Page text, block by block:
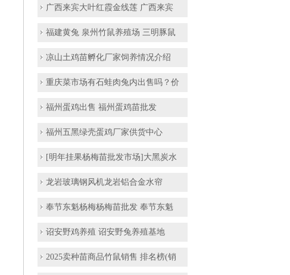
广西来宾大叶红霞金线莲 广西来宾
福建黄兔 泉州竹鼠养殖场 三明豚鼠
凉山土鸡苗孵化厂家饲养情况介绍
重庆菜市场有石蛙肉兔内出售吗？价
福州蛋鸡出售 福州蛋鸡苗批发
福州五黑绿壳蛋鸡厂家供货中心
[明年挂果杨梅苗批发市场]大黑炭水
龙岩玻璃钢风机龙岩铝合金水帘
奉节东魁杨梅杨梅苗批发 奉节东魁
诏安野鸡养殖 诏安野兔养殖基地
2025卖种苗商品竹鼠销售 排名榜(销